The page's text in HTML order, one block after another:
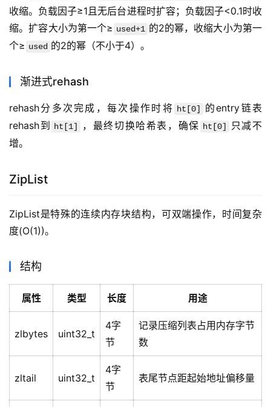
收缩。负载因子≥1且无后台进程时扩容；负载因子<0.1时收
缩。扩容大小为第一个≥ used+1 的2的幂，收缩大小为第一
个≥ used 的2的幂（不小于4）。
渐进式rehash
rehash分多次完成，每次操作时将 ht[0]
的entry链表
rehash到
ht[1] ，最终切换哈希表，确保 ht[0]
只减不
增。
ZipList
ZipList是特殊的连续内存块结构，可双端操作，时间复杂
度(O(1))。
结构
属性 类型 长度 用途
zlbytes uint32_t
4字
节
记录压缩列表占用内存字节
数
zltail uint32_t
4字
节
表尾节点距起始地址偏移量